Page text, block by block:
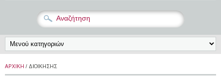
ΑΡΧΙΚΉ / ΔΙΟΊΚΗΣΗΣ